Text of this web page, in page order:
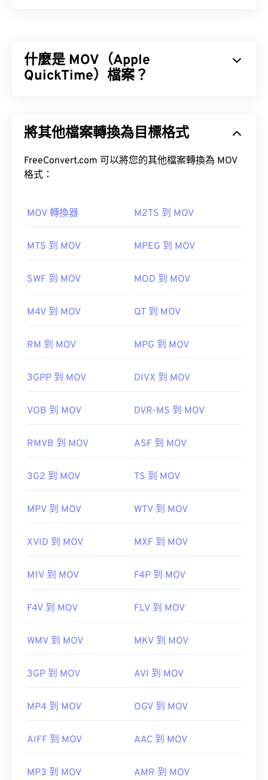
件、3D 編解碼器、3D 容器和硬體播放器。
VP8
VP9
如何開啟 WEBM 檔案？
(OS) 上開啟 WEBM 檔案。
Elmedia
援 WEBM 檔案。
初始版本：2010
https://en.wikipedia.org/wiki/WebM
https://tools.google.com/dlpage/webmmf/
什麼是 MOV（Apple
QuickTime）檔案？
件。它以方便用戶將多媒體檔案保存到設備上而聞
請注意，還有兩種檔案類型也使用 MOV 副檔名。它
種文件類型彼此無關，一種已過時，另一種與線上遊
實用連結：
https://developer.apple.com/library/archive/
將其他檔案轉換為目標格式
FreeConvert.com 可以將您的其他檔案轉換為 MOV
格式：
MOV 轉換器 M2TS 到 MOV
MTS 到 MOV MPEG 到 MOV
SWF 到 MOV MOD 到 MOV
M4V 到 MOV QT 到 MOV
RM 到 MOV MPG 到 MOV
3GPP 到 MOV DIVX 到 MOV
VOB 到 MOV DVR-MS 到 MOV
RMVB 到 MOV ASF 到 MOV
3G2 到 MOV TS 到 MOV
MPV 到 MOV WTV 到 MOV
XVID 到 MOV MXF 到 MOV
M1V 到 MOV F4P 到 MOV
F4V 到 MOV FLV 到 MOV
WMV 到 MOV MKV 到 MOV
3GP 到 MOV AVI 到 MOV
MP4 到 MOV OGV 到 MOV
AIFF 到 MOV AAC 到 MOV
MP3 到 MOV AMR 到 MOV